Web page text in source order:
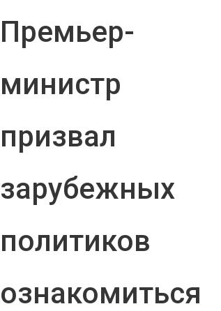
Премьер-
министр
призвал
зарубежных
политиков
ознакомиться